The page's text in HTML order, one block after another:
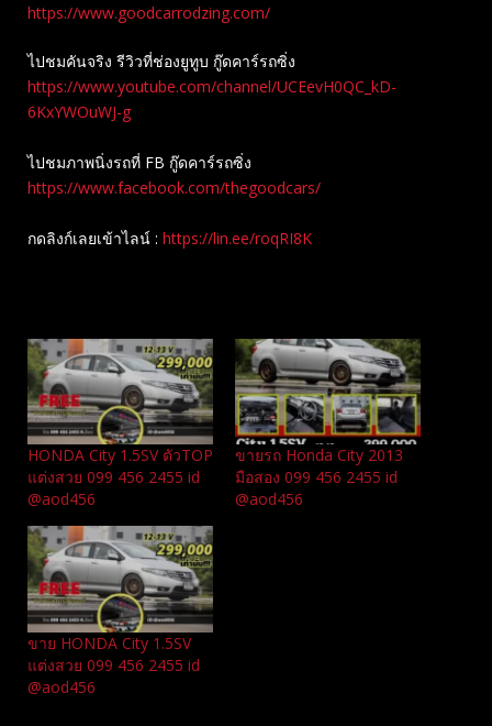
https://www.goodcarrodzing.com/
ไปชมคันจริง รีวิวที่ช่องยู​ทูบ​ กู๊ดคาร์รถซิ่ง
https://www.youtube.com/channel/UCEevH0QC_kD-
6KxYWOuWJ-g
ไปชมภาพนิ่งรถที่ FB กู๊ดคาร์รถซิ่ง
https://www.facebook.com/thegoodcars/
กดลิงก์เลยเข้าไลน์ : https://lin.ee/roqRI8K
HONDA City 1.5SV ตัวTOP
แต่งสวย 099 456 2455 id
@aod456
ขายรถ Honda City 2013
มือสอง 099 456 2455 id
@aod456
ขาย HONDA City 1.5SV
แต่งสวย 099 456 2455 id
@aod456